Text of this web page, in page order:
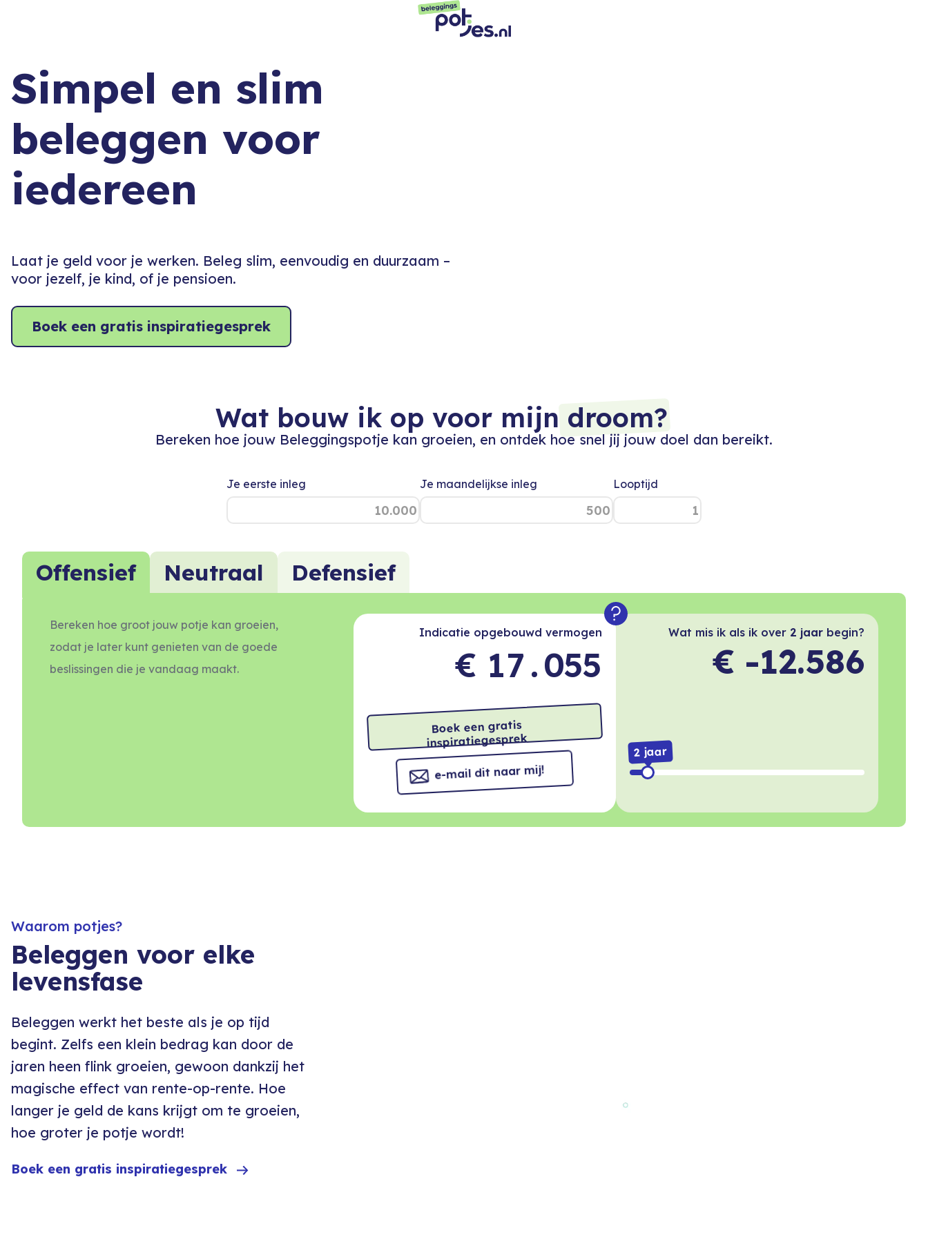
Simpel en slim
beleggen voor
iedereen
Laat je geld voor je werken. Beleg slim, eenvoudig en duurzaam –
voor jezelf, je kind, of je pensioen.
Boek een gratis inspiratiegesprek
Wat bouw ik op voor mijn droom?
Bereken hoe jouw Beleggingspotje kan groeien, en ontdek hoe snel jij jouw doel dan bereikt.
Je eerste inleg Je maandelijkse inleg Looptijd
Offensief Neutraal Defensief
Bereken hoe groot jouw potje kan groeien,
zodat je later kunt genieten van de goede
beslissingen die je vandaag maakt.
Indicatie opgebouwd vermogen
€
+
0
1
2
3
4
5
6
0
2
5
6
7
8
9
.
-
+
0
1
2
-
+
0
1
2
3
4
5
-
3
4
5
6
7
8
9
-
0
3
4
5
6
7
Boek een gratis
inspiratiegesprek
e-mail dit naar mij!
Wat mis ik als ik over 2 jaar begin?
€ -12.586
2 jaar
Waarom potjes?
Beleggen voor elke
levensfase
Beleggen werkt het beste als je op tijd
begint. Zelfs een klein bedrag kan door de
jaren heen flink groeien, gewoon dankzij het
magische effect van rente-op-rente. Hoe
langer je geld de kans krijgt om te groeien,
hoe groter je potje wordt!
Boek een gratis inspiratiegesprek